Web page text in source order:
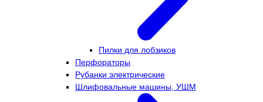
Пилки для лобзиков
Перфораторы
Рубанки электрические
Шлифовальные машины, УШМ